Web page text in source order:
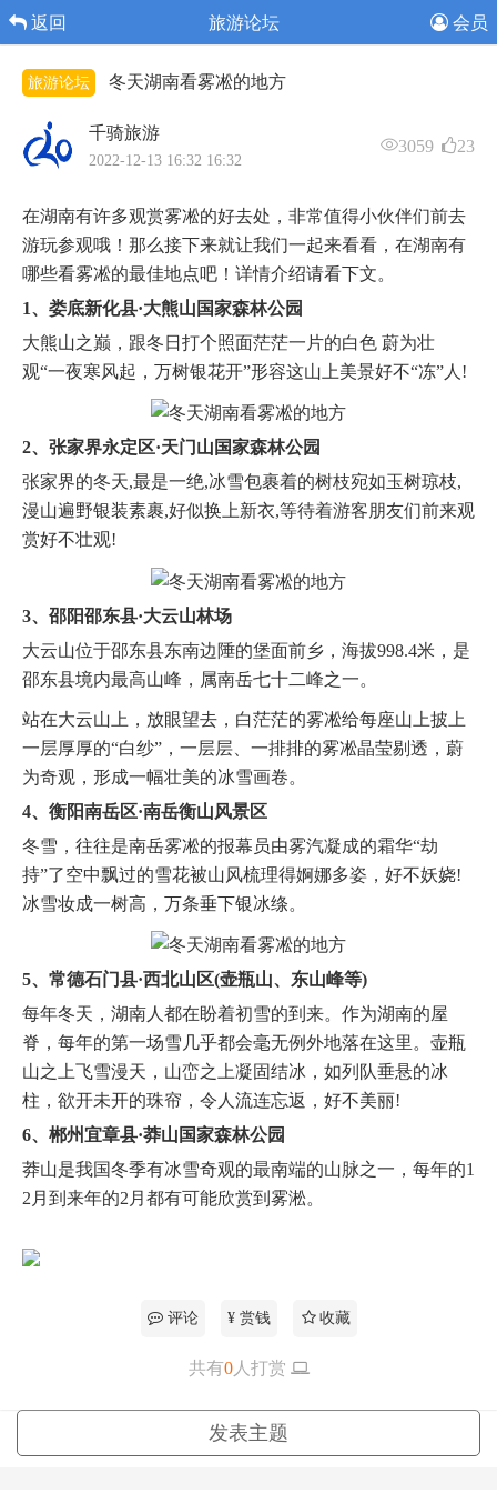
返回 旅游论坛 会员
旅游论坛 冬天湖南看雾凇的地方
千骑旅游
2022-12-13 16:32 16:32
3059 23
在湖南有许多观赏雾凇的好去处，非常值得小伙伴们前去
游玩参观哦！那么接下来就让我们一起来看看，在湖南有
哪些看雾凇的最佳地点吧！详情介绍请看下文。
1、娄底新化县·大熊山国家森林公园
大熊山之巅，跟冬日打个照面茫茫一片的白色 蔚为壮
观“一夜寒风起，万树银花开”形容这山上美景好不“冻”人!
2、张家界永定区·天门山国家森林公园
张家界的冬天,最是一绝,冰雪包裹着的树枝宛如玉树琼枝,
漫山遍野银装素裹,好似换上新衣,等待着游客朋友们前来观
赏好不壮观!
3、邵阳邵东县·大云山林场
大云山位于邵东县东南边陲的堡面前乡，海拔998.4米，是
邵东县境内最高山峰，属南岳七十二峰之一。
站在大云山上，放眼望去，白茫茫的雾凇给每座山上披上
一层厚厚的“白纱”，一层层、一排排的雾凇晶莹剔透，蔚
为奇观，形成一幅壮美的冰雪画卷。
4、衡阳南岳区·南岳衡山风景区
冬雪，往往是南岳雾凇的报幕员由雾汽凝成的霜华“劫
持”了空中飘过的雪花被山风梳理得婀娜多姿，好不妖娆!
冰雪妆成一树高，万条垂下银冰绦。
5、常德石门县·西北山区(壶瓶山、东山峰等)
每年冬天，湖南人都在盼着初雪的到来。作为湖南的屋
脊，每年的第一场雪几乎都会毫无例外地落在这里。壶瓶
山之上飞雪漫天，山峦之上凝固结冰，如列队垂悬的冰
柱，欲开未开的珠帘，令人流连忘返，好不美丽!
6、郴州宜章县·莽山国家森林公园
莽山是我国冬季有冰雪奇观的最南端的山脉之一，每年的1
2月到来年的2月都有可能欣赏到雾淞。
评论 ¥ 赏钱 收藏
共有0人打赏
发表主题